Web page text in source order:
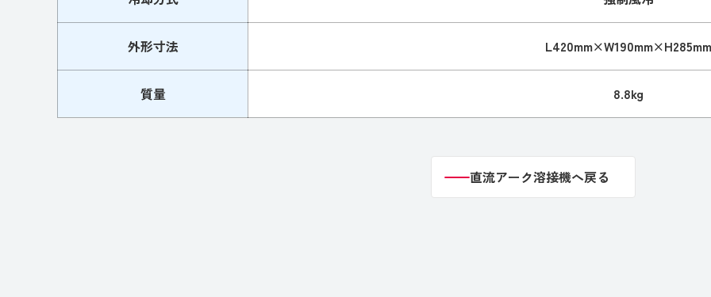
外形寸法 L420mm×W190mm×H285mm
質量 8.8kg
直流アーク溶接機へ戻る
直流アーク溶接機へ戻る